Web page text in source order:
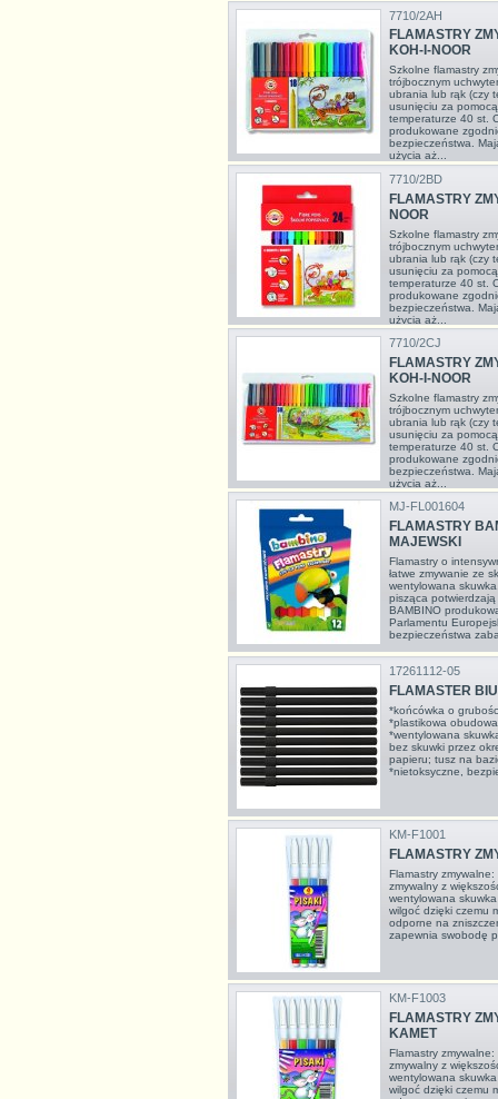
7710/2AH
FLAMASTRY
KOH-I-NOOR
Szkolne flamastry
trójbocznym
ubrania lub rąk (czy
usunięciu za
temperaturze 40 st.
produkowane
bezpieczeństwa.
użycia aż...
7710/2BD
FLAMASTRY
NOOR
Szkolne flamastry
trójbocznym
ubrania lub rąk (czy
usunięciu za
temperaturze 40 st.
produkowane
bezpieczeństwa.
użycia aż...
7710/2CJ
FLAMASTRY
KOH-I-NOOR
Szkolne flamastry
trójbocznym
ubrania lub rąk (czy
usunięciu za
temperaturze 40 st.
produkowane
bezpieczeństwa.
użycia aż...
MJ-FL001604
FLAMASTRY
MAJEWSKI
Flamastry o
łatwe zmywanie ze
wentylowana
pisząca
BAMBINO
Parlamentu
bezpieczeństwa
17261112-05
FLAMASTER
*końcówka o
*plastikowa
*wentylowana
bez skuwki przez
papieru; tusz na
*nietoksyczne,
KM-F1001
FLAMASTRY
Flamastry
zmywalny z
wentylowana
wilgoć dzięki czemu
odporne na
zapewnia swobodę
KM-F1003
FLAMASTRY
KAMET
Flamastry
zmywalny z
wentylowana
wilgoć dzięki czemu